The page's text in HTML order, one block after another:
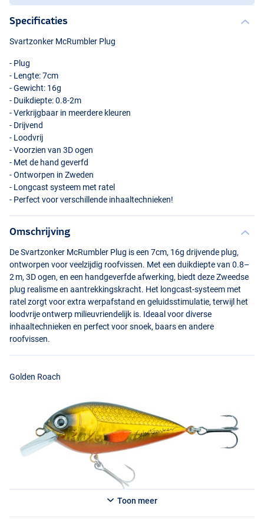
Specificaties
Svartzonker McRumbler Plug
- Plug
- Lengte: 7cm
- Gewicht: 16g
- Duikdiepte: 0.8-2m
- Verkrijgbaar in meerdere kleuren
- Drijvend
- Loodvrij
- Voorzien van 3D ogen
- Met de hand geverfd
- Ontworpen in Zweden
- Longcast systeem met ratel
- Perfect voor verschillende inhaaltechnieken!
Omschrijving
De Svartzonker McRumbler Plug is een 7cm, 16g drijvende plug,
ontworpen voor veelzijdig roofvissen. Met een duikdiepte van 0.8–
2 m, 3D ogen, en een handgeverfde afwerking, biedt deze Zweedse
plug realisme en aantrekkingskracht. Het longcast-systeem met
ratel zorgt voor extra werpafstand en geluidsstimulatie, terwijl het
loodvrije ontwerp milieuvriendelijk is. Ideaal voor diverse
inhaaltechnieken en perfect voor snoek, baars en andere
roofvissen.
Golden Roach
Toon meer